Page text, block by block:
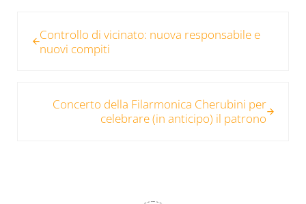
Controllo di vicinato: nuova responsabile e
nuovi compiti
Concerto della Filarmonica Cherubini per
celebrare (in anticipo) il patrono